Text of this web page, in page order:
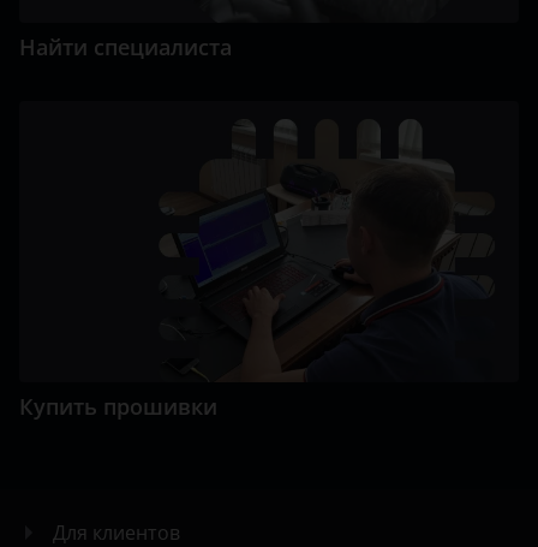
Найти специалиста
Купить прошивки
Для клиентов